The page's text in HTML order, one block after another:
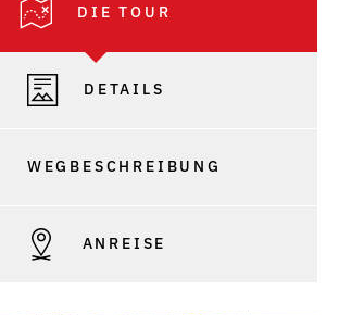
DIE TOUR
DETAILS
WEGBESCHREIBUNG
ANREISE